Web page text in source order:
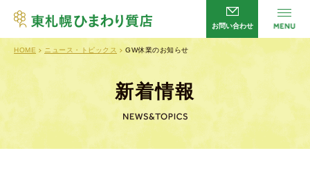
お問い合わせ
HOME
新着情報 プライバシーポリシー
HOME ニュース・トピックス GW休業のお知らせ
新着情報